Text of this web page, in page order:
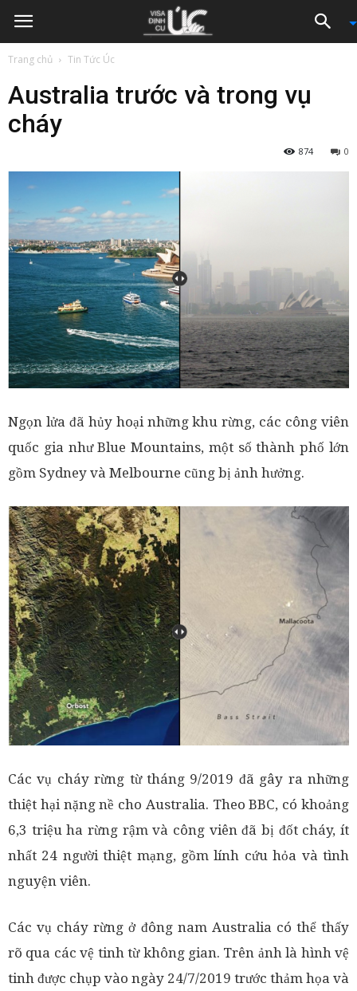
Trang chủ Tin Tức Úc
Australia trước và trong vụ
cháy
0
874
Ngọn lửa đã hủy hoại những khu rừng, các công viên
quốc gia như Blue Mountains, một số thành phố lớn
gồm Sydney và Melbourne cũng bị ảnh hưởng.
Các vụ cháy rừng từ tháng 9/2019 đã gây ra những
thiệt hại nặng nề cho Australia. Theo BBC, có khoảng
6,3 triệu ha rừng rậm và công viên đã bị đốt cháy, ít
nhất 24 người thiệt mạng, gồm lính cứu hỏa và tình
nguyện viên.
Các vụ cháy rừng ở đông nam Australia có thể thấy
rõ qua các vệ tinh từ không gian. Trên ảnh là hình vệ
tinh được chụp vào ngày 24/7/2019 trước thảm họa và